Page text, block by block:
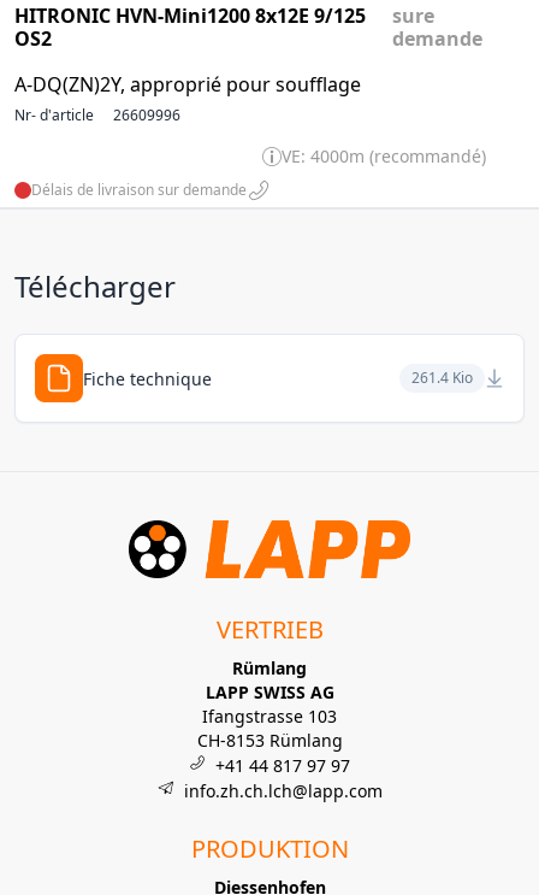
HITRONIC HVN-Mini1200 8x12E 9/125
OS2
A-DQ(ZN)2Y, approprié pour soufflage
sure
demande
Nr- d'article 26609996
VE: 4000m (recommandé)
Délais de livraison sur demande
Télécharger
Fiche technique 261.4 Kio
VERTRIEB
Rümlang
LAPP SWISS AG
Ifangstrasse 103
CH-8153 Rümlang
+41 44 817 97 97
info.zh.ch.lch@lapp.com
PRODUKTION
Diessenhofen